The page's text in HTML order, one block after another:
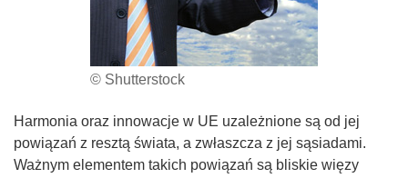
© Shutterstock
Harmonia oraz innowacje w UE uzależnione są od jej
powiązań z resztą świata, a zwłaszcza z jej sąsiadami.
Ważnym elementem takich powiązań są bliskie więzy